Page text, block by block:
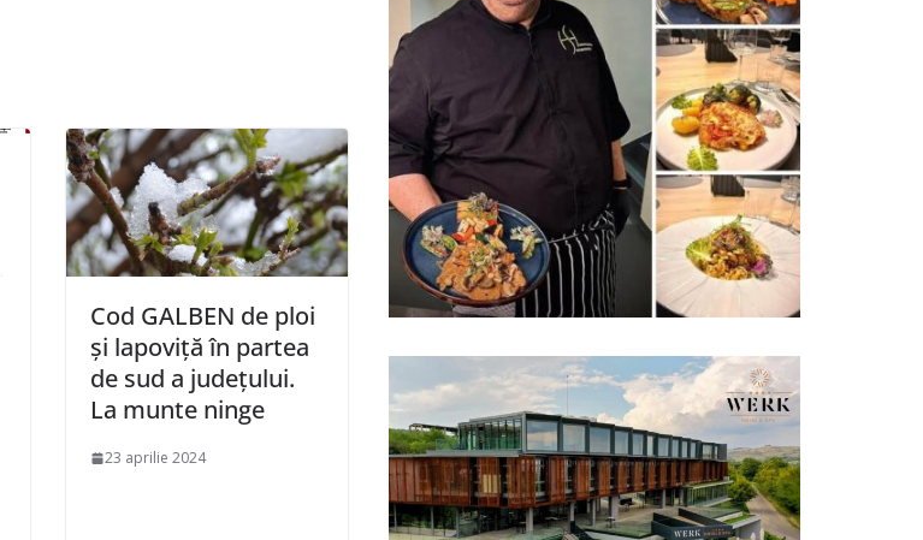
Cod GALBEN de ploi
și lapoviță în partea
de sud a județului.
La munte ninge
23 aprilie 2024